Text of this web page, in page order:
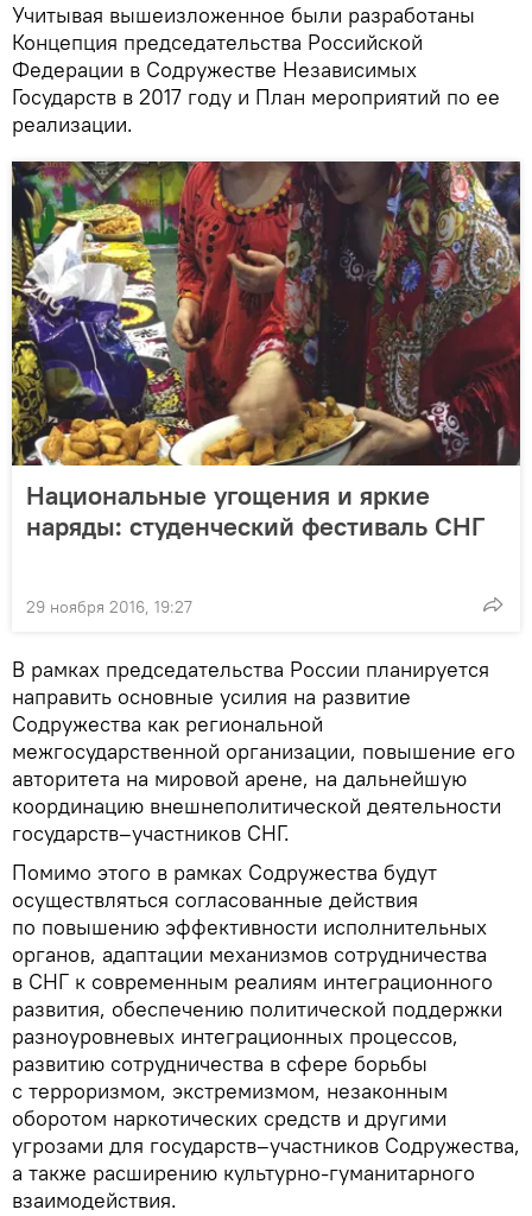
Учитывая вышеизложенное были разработаны
Концепция председательства Российской
Федерации в Содружестве Независимых
Государств в 2017 году и План мероприятий по ее
реализации.
Национальные угощения и яркие
наряды: студенческий фестиваль СНГ
29 ноября 2016, 19:27
В рамках председательства России планируется
направить основные усилия на развитие
Содружества как региональной
межгосударственной организации, повышение его
авторитета на мировой арене, на дальнейшую
координацию внешнеполитической деятельности
государств–участников СНГ.
Помимо этого в рамках Содружества будут
осуществляться согласованные действия
по повышению эффективности исполнительных
органов, адаптации механизмов сотрудничества
в СНГ к современным реалиям интеграционного
развития, обеспечению политической поддержки
разноуровневых интеграционных процессов,
развитию сотрудничества в сфере борьбы
с терроризмом, экстремизмом, незаконным
оборотом наркотических средств и другими
угрозами для государств–участников Содружества,
а также расширению культурно-гуманитарного
взаимодействия.